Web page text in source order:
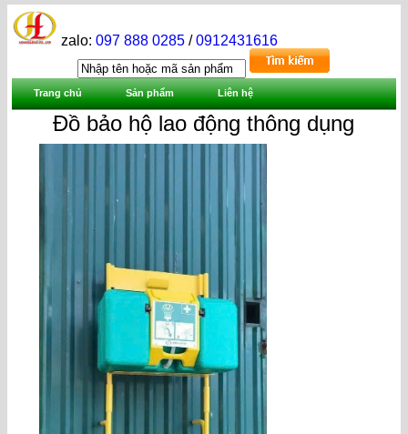
zalo:097 888 0285 /0912431616
Trang chủ Sản phẩm Liên hệ
Đồ bảo hộ lao động thông dụng